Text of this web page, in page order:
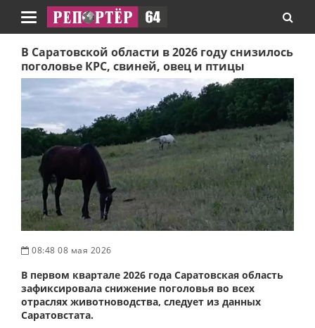
Навигация
В Саратовской области в 2026 году снизилось
поголовье КРС, свиней, овец и птицы
08:48 08 мая 2026
В первом квартале 2026 года Саратовская область
зафиксировала снижение поголовья во всех
отраслях животноводства, следует из данных
Саратовстата.